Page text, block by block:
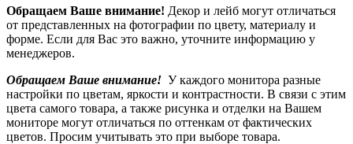
Обращаем Ваше внимание! Декор и лейб могут отличаться
от представленных на фотографии по цвету, материалу и
форме. Если для Вас это важно, уточните информацию у
менеджеров.
Обращаем Ваше внимание! У каждого монитора разные
настройки по цветам, яркости и контрастности. В связи с этим
цвета самого товара, а также рисунка и отделки на Вашем
мониторе могут отличаться по оттенкам от фактических
цветов. Просим учитывать это при выборе товара.